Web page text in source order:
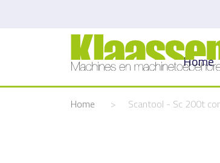
Home
Home > Scantool - Sc 200t